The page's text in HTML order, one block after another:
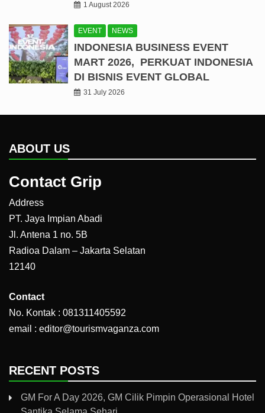
1 August 2026
EVENT NEWS
INDONESIA BUSINESS EVENT
MART 2026, PERKUAT INDONESIA
DI BISNIS EVENT GLOBAL
31 July 2026
ABOUT US
Contact Grip
Address
PT. Jaya Impian Abadi
Jl. Antena 1 no. 5B
Radioa Dalam – Jakarta Selatan
12140
Contact
No. Kontak : 081311405592
email : editor@tourismvaganza.com
RECENT POSTS
GM For A Day 2026, GM Cilik Pimpin Operasional Hotel